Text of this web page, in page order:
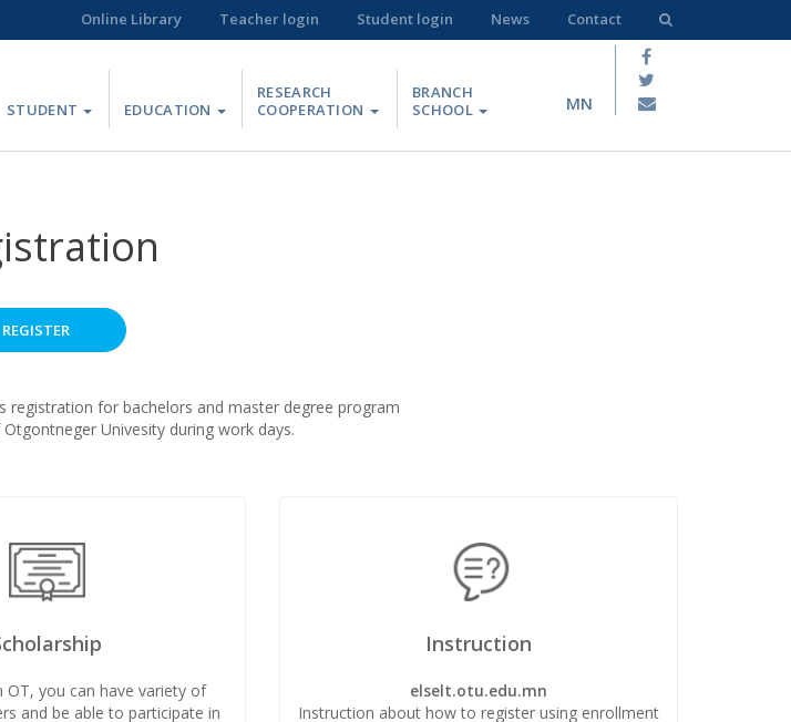
Online Library Teacher login Student login News Contact
STUDENT EDUCATION
RESEARCH
COOPERATION
BRANCH
SCHOOL
MN
REGISTER
registration for bachelors and master degree program
Univesity during work days.
OT, you can have variety of
and be able to participate in
Instruction
elselt.otu.edu.mn
Instruction about how to register using enrollment